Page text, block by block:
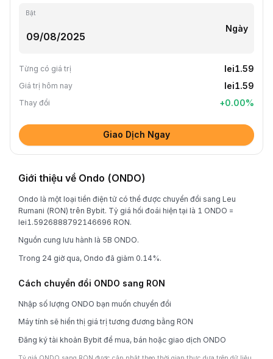
Bật
Ngày
Từng có giá trị lei1.59
Giá trị hôm nay lei1.59
Thay đổi +0.00%
Giao Dịch Ngay
Giới thiệu về Ondo (ONDO)
Ondo là một loại tiền điện tử có thể được chuyển đổi sang Leu
Rumani (RON) trên Bybit. Tỷ giá hối đoái hiện tại là 1 ONDO =
lei1.5926888792146696 RON.
Nguồn cung lưu hành là 5B ONDO.
Trong 24 giờ qua, Ondo đã giảm 0.14%.
Cách chuyển đổi ONDO sang RON
Nhập số lượng ONDO bạn muốn chuyển đổi
Máy tính sẽ hiển thị giá trị tương đương bằng RON
Đăng ký tài khoản Bybit để mua, bán hoặc giao dịch ONDO